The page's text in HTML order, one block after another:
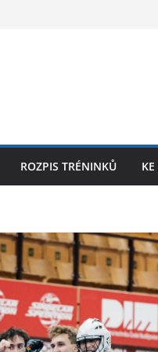
ROZPIS TRÉNINKŮ